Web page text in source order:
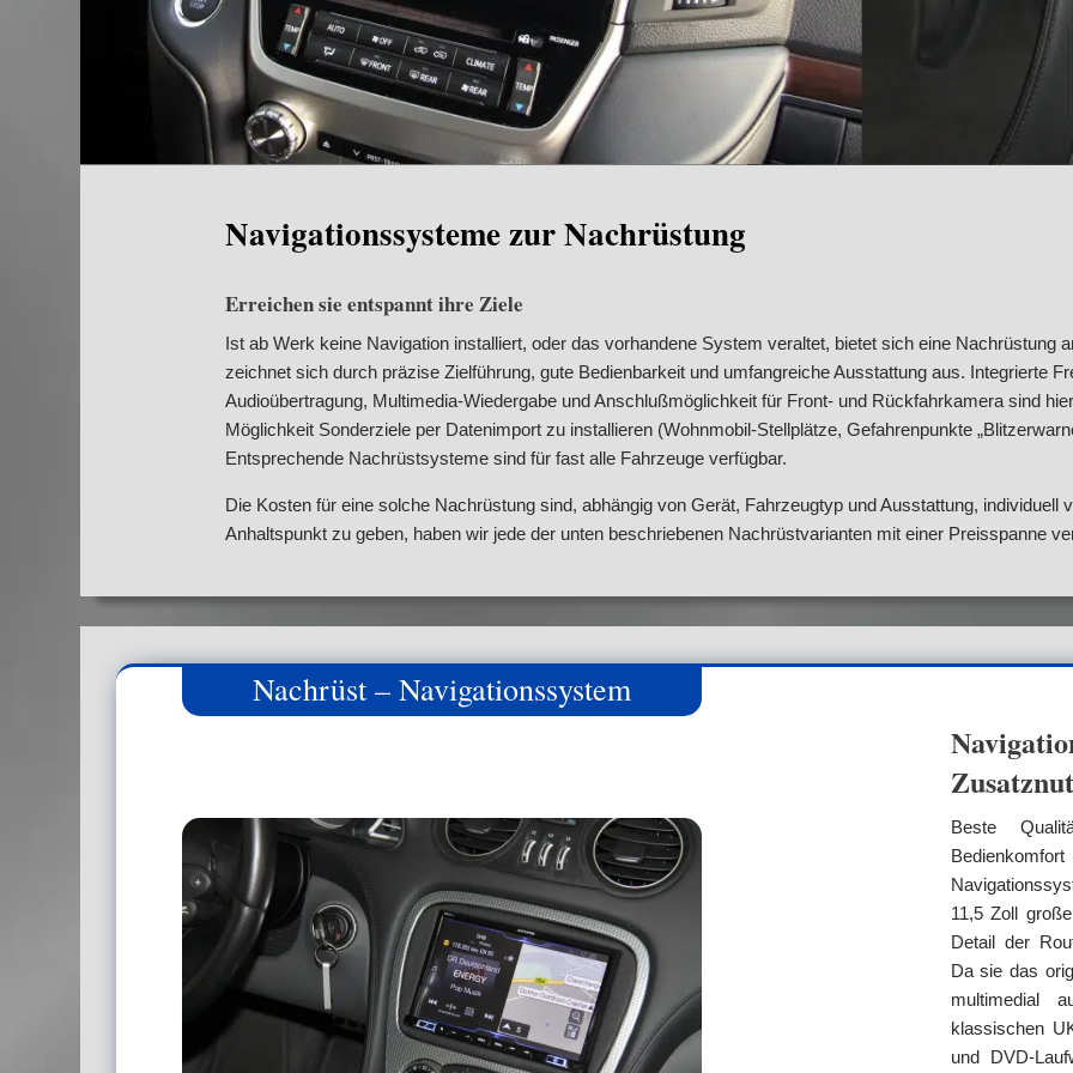
Navigationssysteme zur Nachrüstung
Erreichen sie entspannt ihre Ziele
Ist ab Werk keine Navigation installiert, oder das vorhandene System veraltet, bietet sich eine Nachrüstung
zeichnet sich durch präzise Zielführung, gute Bedienbarkeit und umfangreiche Ausstattung aus. Integrierte
Audioübertragung, Multimedia-Wiedergabe und Anschlußmöglichkeit für Front- und Rückfahrkamera sind
Möglichkeit Sonderziele per Datenimport zu installieren (Wohnmobil-Stellplätze, Gefahrenpunkte
Entsprechende Nachrüstsysteme sind für fast alle Fahrzeuge verfügbar.
Die Kosten für eine solche Nachrüstung sind, abhängig von Gerät, Fahrzeugtyp und Ausstattung, individuell
Anhaltspunkt zu geben, haben wir jede der unten beschriebenen Nachrüstvarianten mit einer Preisspanne
Nachrüst – Navigationssystem
Beste
11,5 Zoll
Detail der
Da sie das
multimedial
klassischen
und DVD-